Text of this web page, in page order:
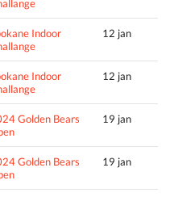
Indoor
12 jan
Indoor
12 jan
Golden Bears
19 jan
Golden Bears
19 jan